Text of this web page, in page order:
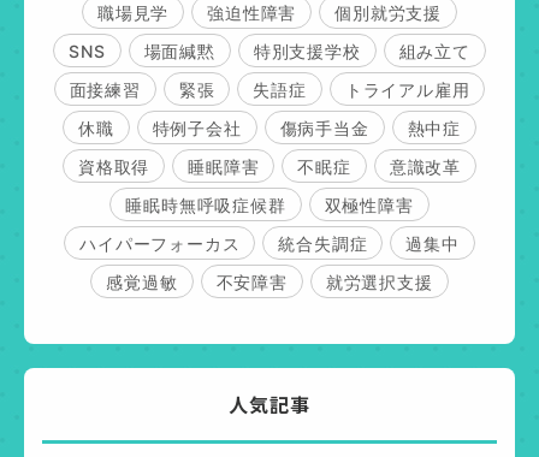
職場見学
強迫性障害
個別就労支援
SNS
場面緘黙 特別支援学校
組み立て
面接練習
緊張 失語症
トライアル雇用
休職
特例子会社 傷病手当金
熱中症
資格取得
睡眠障害 不眠症
意識改革
睡眠時無呼吸症候群
双極性障害
ハイパーフォーカス
統合失調症
過集中
感覚過敏
不安障害 就労選択支援
人気記事